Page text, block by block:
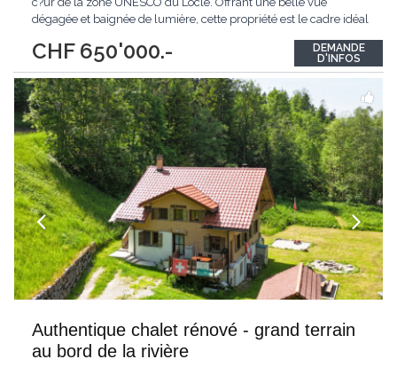
CHF 650'000.-
dégagée et baignée de lumière, cette propriété est le cadre idéal
toutes les commodités. Avec un charme fou qui séduit dès le
premier regard, cette...
DEMANDE
D'INFOS
Authentique chalet rénové - grand terrain
au bord de la rivière